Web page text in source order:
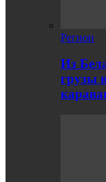
Регион
Из
грузы